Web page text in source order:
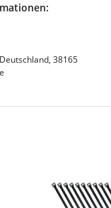
38165